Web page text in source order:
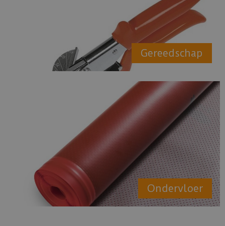
Gereedschap
Ondervloer